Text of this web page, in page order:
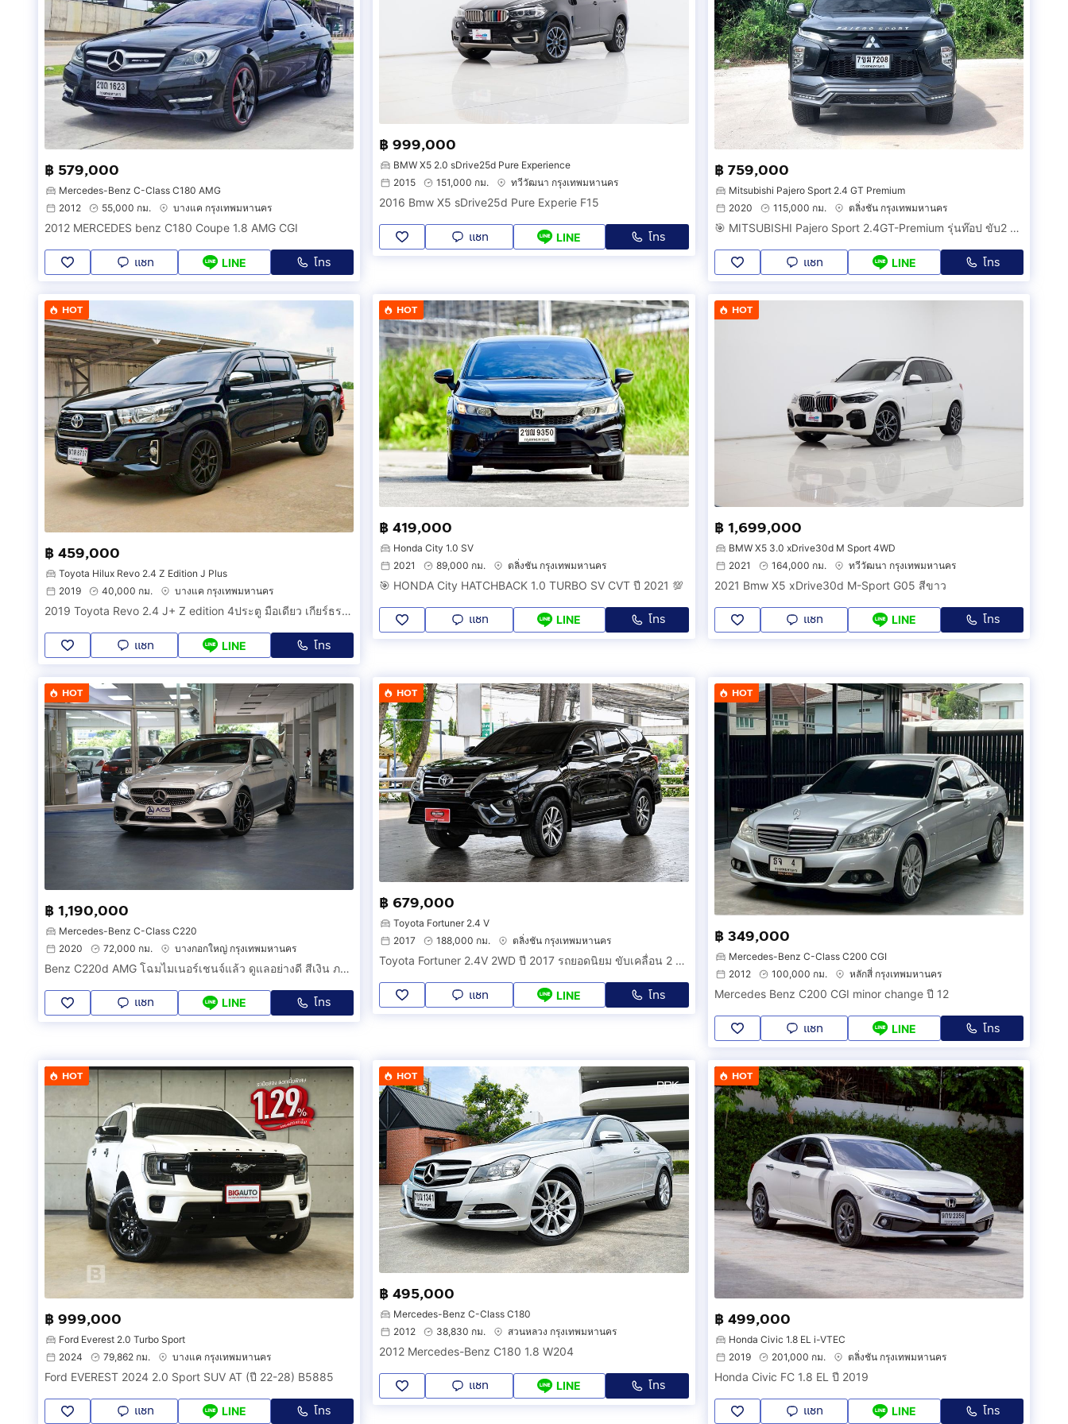
฿ 579,000
Mercedes-Benz C-Class C180 AMG
2012
55,000 กม. บางแค กรุงเทพมหานคร
2012 MERCEDES benz C180 Coupe 1.8 AMG CGI
แชท LINE โทร
฿ 999,000
BMW X5 2.0 sDrive25d Pure Experience
2015
151,000 กม. ทวีวัฒนา กรุงเทพมหานคร
2016 Bmw X5 sDrive25d Pure Experie F15
แชท LINE โทร
฿ 759,000
Mitsubishi Pajero Sport 2.4 GT Premium
2020
115,000 กม. ตลิ่งชัน กรุงเทพมหานคร
🎯 MITSUBISHI Pajero Sport 2.4GT-Premium รุ่นท๊อป ขับ2 8A/T ปี 2020 💯
แชท LINE โทร
HOT
฿ 459,000
Toyota Hilux Revo 2.4 Z Edition J Plus
2019
40,000 กม. บางแค กรุงเทพมหานคร
2019 Toyota Revo 2.4 J+ Z edition 4ประตู มือเดียว เกียร์ธรรมดา
แชท LINE โทร
HOT
฿ 419,000
Honda City 1.0 SV
2021
89,000 กม. ตลิ่งชัน กรุงเทพมหานคร
🎯 HONDA City HATCHBACK 1.0 TURBO SV CVT ปี 2021 💯
แชท LINE โทร
HOT
฿ 1,699,000
BMW X5 3.0 xDrive30d M Sport 4WD
2021
164,000 กม. ทวีวัฒนา กรุงเทพมหานคร
2021 Bmw X5 xDrive30d M-Sport G05 สีขาว
แชท LINE โทร
HOT
฿ 1,190,000
Mercedes-Benz C-Class C220
2020
72,000 กม. บางกอกใหญ่ กรุงเทพมหานคร
Benz C220d AMG โฉมไมเนอร์เชนจ์แล้ว ดูแลอย่างดี สีเงิน ภายในดำ ชุดแต่ง AMG รอบคัน วิ่งน้อย กล้องรอบคัน หลังคาแก้วทั้งบาน ออปชั่นเต็ม
แชท LINE โทร
HOT
฿ 679,000
Toyota Fortuner 2.4 V
2017
188,000 กม. ตลิ่งชัน กรุงเทพมหานคร
Toyota Fortuner 2.4V 2WD ปี 2017 รถยอดนิยม ขับเคลื่อน 2 ล้อหลัง
แชท LINE โทร
HOT
฿ 349,000
Mercedes-Benz C-Class C200 CGI
2012
100,000 กม. หลักสี่ กรุงเทพมหานคร
Mercedes Benz C200 CGI minor change ปี 12
แชท LINE โทร
HOT
฿ 999,000
Ford Everest 2.0 Turbo Sport
2024
79,862 กม. บางแค กรุงเทพมหานคร
Ford EVEREST 2024 2.0 Sport SUV AT (ปี 22-28) B5885
แชท LINE โทร
HOT
฿ 495,000
Mercedes-Benz C-Class C180
2012
38,830 กม. สวนหลวง กรุงเทพมหานคร
2012 Mercedes-Benz C180 1.8 W204
แชท LINE โทร
HOT
฿ 499,000
Honda Civic 1.8 EL i-VTEC
2019
201,000 กม. ตลิ่งชัน กรุงเทพมหานคร
Honda Civic FC 1.8 EL ปี 2019
แชท LINE โทร